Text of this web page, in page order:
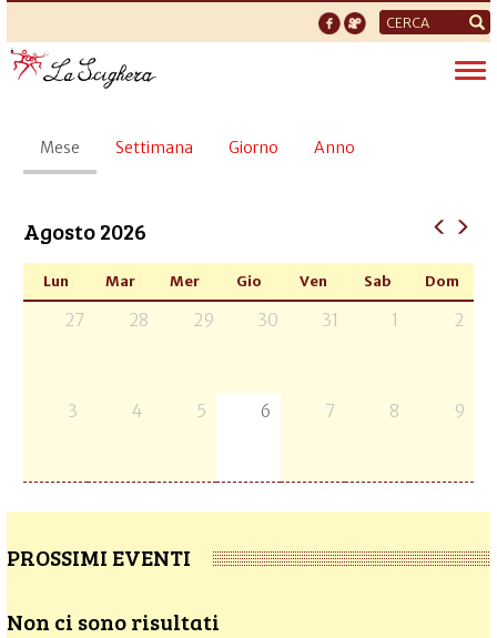
Form
di
ricerca
Schede
primarie
Mese (scheda
attiva)
Settimana Giorno Anno
Agosto 2026
Lun Mar Mer Gio Ven Sab Dom
27 28 29 30 31 1 2
3 4 5 6 7 8 9
PROSSIMI EVENTI
Non ci sono risultati